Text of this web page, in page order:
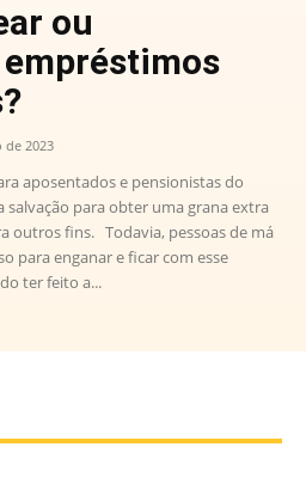
ou
de 2023
aposentados e pensionistas do
salvação para obter uma grana extra
outros fins. Todavia, pessoas de má
para enganar e ficar com esse
ter feito a...